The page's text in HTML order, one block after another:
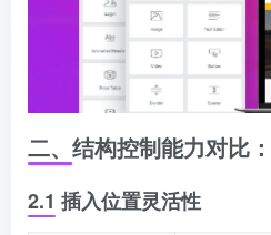
二、结构控制能力对比
2.1 插入位置灵活性